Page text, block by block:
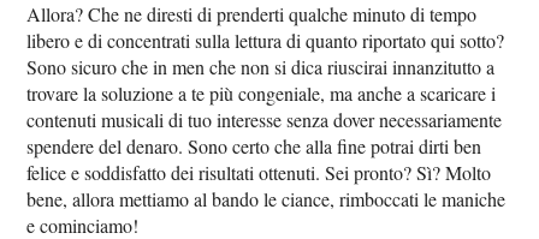
Allora? Che ne diresti di prenderti qualche minuto di tempo
libero e di concentrati sulla lettura di quanto riportato qui sotto?
Sono sicuro che in men che non si dica riuscirai innanzitutto a
trovare la soluzione a te più congeniale, ma anche a scaricare i
contenuti musicali di tuo interesse senza dover necessariamente
spendere del denaro. Sono certo che alla fine potrai dirti ben
felice e soddisfatto dei risultati ottenuti. Sei pronto? Sì? Molto
bene, allora mettiamo al bando le ciance, rimboccati le maniche
e cominciamo!